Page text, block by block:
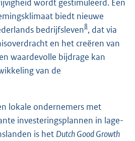
wordt gestimuleerd. Een
biedt nieuwe
bedrijfsleven8, dat via
en het creëren van
waardevolle bijdrage kan
van de
lokale ondernemers met
investeringsplannen in lage-
is het Dutch Good Growth